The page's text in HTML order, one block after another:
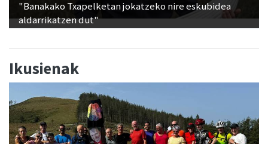
"Banakako Txapelketan jokatzeko nire eskubidea
aldarrikatzen dut"
Ikusienak